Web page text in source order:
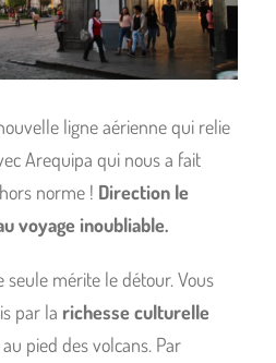
ligne aérienne qui relie
Arequipa qui nous a fait
norme ! Direction le
voyage inoubliable.
seule mérite le détour. Vous
par la richesse culturelle
pied des volcans. Par